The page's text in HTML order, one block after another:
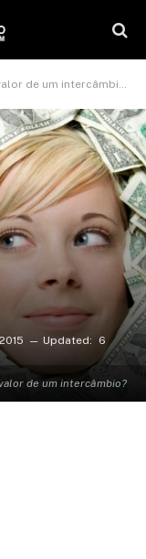
de um intercâmbio?
de um intercâmbio?
Updated: 6